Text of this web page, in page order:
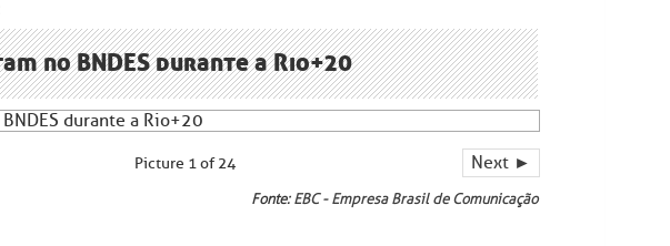
nossos
no BNDES durante a Rio+20
Next ►
Picture 1 of 24
Fonte:EBC - Empresa Brasil de Comunicação